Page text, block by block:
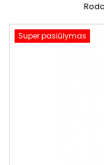
Super pasiūlymas